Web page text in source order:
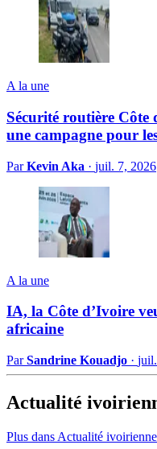
A la une
Sécurité routière Côte
une campagne pour
ParKevin Aka · juil. 7, 2026
A la une
IA, la Côte d’Ivoire
africaine
ParSandrine Kouadjo ·
Actualité
Plus dans Actualité